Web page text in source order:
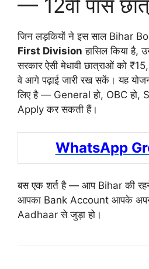
— 12वीं पास
जिन लड़कियों ने इस साल Bihar
First Division हासिल किया है,
सरकार ऐसी मेधावी छात्राओं को
वे आगे पढ़ाई जारी रख सकें। यह
लिए है — General हो, OBC हो,
Apply कर सकती हैं।
WhatsApp
बस एक शर्त है — आप Bihar की रहने
आपका Bank Account आपके अपने
Aadhaar से जुड़ा हो।